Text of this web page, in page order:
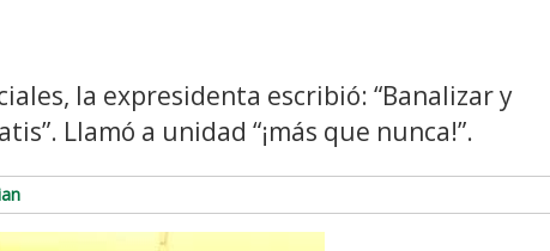
la expresidenta escribió: “Banalizar y
Llamó a unidad “¡más que nunca!”.